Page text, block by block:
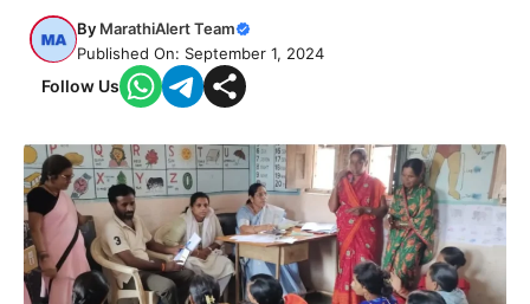
By MarathiAlert Team
Published On: September 1, 2024
Follow Us